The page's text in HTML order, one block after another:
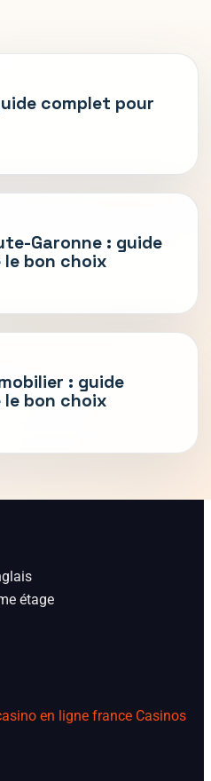
complet pour
Garonne : guide
bon choix
: guide
bon choix
étage
en ligne france Casinos